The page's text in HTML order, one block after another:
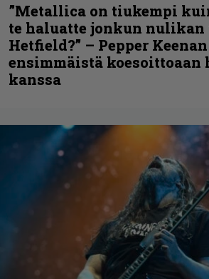
”Metallica on tiukempi
te haluatte jonkun
Hetfield?” – Pepper
ensimmäistä
kanssa